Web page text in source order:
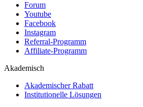
Forum
Youtube
Facebook
Instagram
Referral-Programm
Affiliate-Programm
Akademisch
Akademischer Rabatt
Institutionelle Lösungen